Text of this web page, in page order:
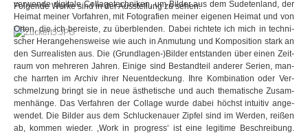
Fol­gende Werke sind in der Aus­stel­lung zu sehen:
ver­wende digi­tale Col­la­ge­tech­ni­ken, um Bil­der aus dem Sude­ten­land, der
Hei­mat mei­ner Vor­fah­ren, mit Foto­gra­fien mei­ner eige­nen Hei­mat und von
Orten, die ich bereiste, zu über­blen­den. Dabei rich­tete ich mich in tech­ni­
scher Her­an­ge­hens­weise wie auch in Anmu­tung und Kom­po­si­tion stark an
den Sur­rea­lis­ten aus. Die (Grundlagen-)Bilder ent­stan­den über einen Zeit­
raum von meh­re­ren Jah­ren. Einige sind Bestand­teil ande­rer Serien, man­
che harr­ten im Archiv ihrer Neu­ent­de­ckung. Ihre Kom­bi­na­tion oder Ver­
schmel­zung bringt sie in neue ästhe­ti­sche und auch the­ma­ti­sche Zusam­
men­hänge. Das Ver­fah­ren der Col­lage wurde dabei höchst intui­tiv ange­
wen­det. Die Bil­der aus dem Schlu­cke­n­auer Zip­fel sind im Wer­den, rei­ßen
ab, kom­men wie­der. ‚Work in pro­gress‘ ist eine legi­time Beschrei­bung.